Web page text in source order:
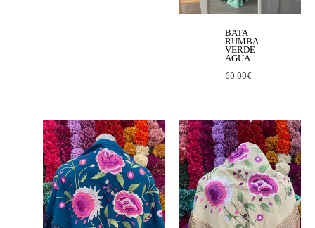
BATA
RUMBA
VERDE
AGUA
60.00€